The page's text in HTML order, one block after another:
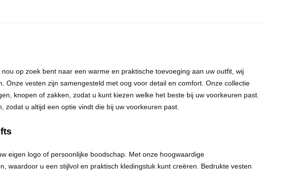
op zoek bent naar een warme en praktische toevoeging aan uw outfit, wij
Onze vesten zijn samengesteld met oog voor detail en comfort. Onze collectie
knopen of zakken, zodat u kunt kiezen welke het beste bij uw voorkeuren past.
zodat u altijd een optie vindt die bij uw voorkeuren past.
eigen logo of persoonlijke boodschap. Met onze hoogwaardige
waardoor u een stijlvol en praktisch kledingstuk kunt creëren. Bedrukte vesten